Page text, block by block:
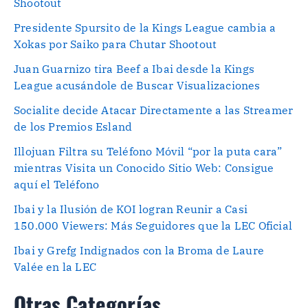
Shootout
Presidente Spursito de la Kings League cambia a
Xokas por Saiko para Chutar Shootout
Juan Guarnizo tira Beef a Ibai desde la Kings
League acusándole de Buscar Visualizaciones
Socialite decide Atacar Directamente a las Streamer
de los Premios Esland
Illojuan Filtra su Teléfono Móvil “por la puta cara”
mientras Visita un Conocido Sitio Web: Consigue
aquí el Teléfono
Ibai y la Ilusión de KOI logran Reunir a Casi
150.000 Viewers: Más Seguidores que la LEC Oficial
Ibai y Grefg Indignados con la Broma de Laure
Valée en la LEC